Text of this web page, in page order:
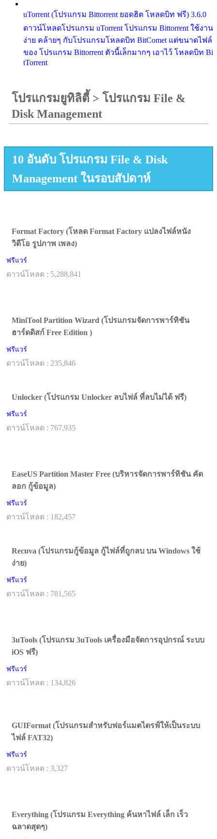
uTorrent (โปรแกรม Bittorrent ยอดฮิต โหลดบิท ฟรี) 3.6.0
ดาวน์โหลดโปรแกรม uTorrent โปรแกรม Bittorrent ใช้งาน
ง่าย คล้ายๆ กับโปรแกรมโหลดบิท BitComet แต่ขนาดไฟล์
ของ โปรแกรม Bittorrent ตัวนี้เล็กมากๆ เอาไว้ โหลดบิท Bi
tTorrent
โปรแกรมยูทิลิตี้ > โปรแกรม File &
Disk Management
10 อันดับ โปรแกรม File & Disk
Management ในรอบสัปดาห์
Format Factory (โหลด Format Factory แปลงไฟล์หนัง
วิดีโอ รูปภาพ เพลง)
ฟรีแวร์
ดาวน์โหลด : 5,288,841
MiniTool Partition Wizard (โปรแกรมจัดการพาร์ทิชัน
ฮาร์ดดิสก์ Free Edition )
ฟรีแวร์
ดาวน์โหลด : 235,846
Unlocker (โปรแกรม Unlocker ลบไฟล์ ที่ลบไม่ได้ ฟรี)
ฟรีแวร์
ดาวน์โหลด : 767,935
EaseUS Partition Master Free (บริหารจัดการพาร์ทิชัน คัด
ลอก กู้ข้อมูล)
ฟรีแวร์
ดาวน์โหลด : 182,457
Recuva (โปรแกรมกู้ข้อมูล กู้ไฟล์ที่ถูกลบ บน Windows ใช้
ง่าย)
ฟรีแวร์
ดาวน์โหลด : 781,565
3uTools (โปรแกรม 3uTools เครื่องมือจัดการอุปกรณ์ ระบบ
iOS ฟรี)
ฟรีแวร์
ดาวน์โหลด : 134,826
GUIFormat (โปรแกรมสำหรับฟอร์แมตไดรฟ์ให้เป็นระบบ
ไฟล์ FAT32)
ฟรีแวร์
ดาวน์โหลด : 3,327
Everything (โปรแกรม Everything ค้นหาไฟล์ เล็ก เร็ว
ฉลาดสุดๆ)